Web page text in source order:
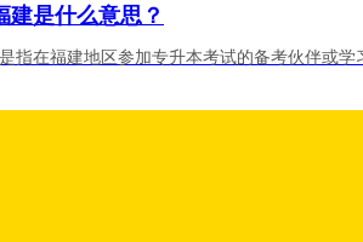
建是什么意思？
指在福建地区参加专升本考试的备考伙伴或学